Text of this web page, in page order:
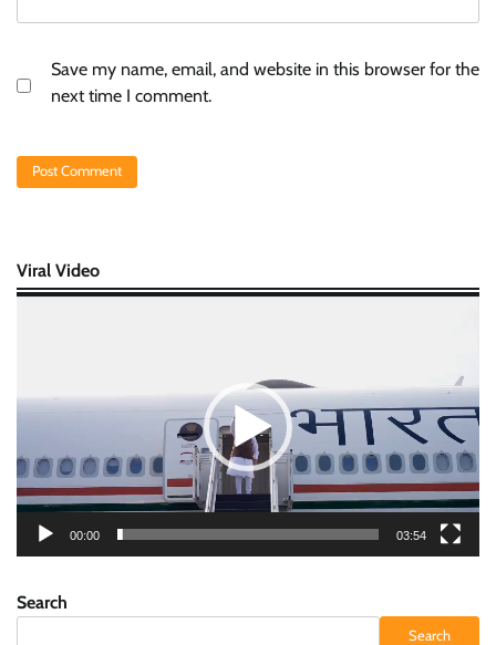
Save my name, email, and website in this browser for the
next time I comment.
Viral Video
00:00 03:54
Search
Search